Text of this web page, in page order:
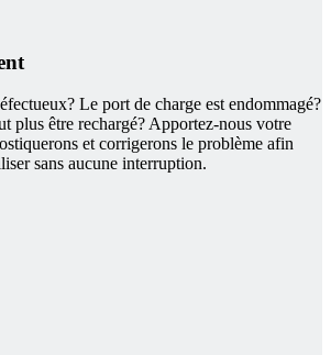
Le port de charge est endommagé?
plus être rechargé? Apportez-nous votre
et corrigerons le problème afin
sans aucune interruption.